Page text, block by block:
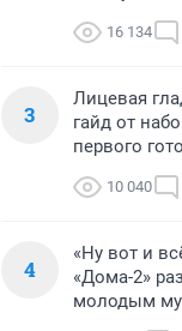
16 134
3
Лицевая
гайд от
первого
10 040
4
«Ну вот и
«Дома-2»
молодым